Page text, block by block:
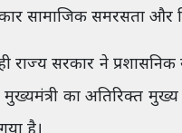
सामाजिक समरसता
सरकार ने प्रशासनिक
मुख्यमंत्री का अतिरिक्त